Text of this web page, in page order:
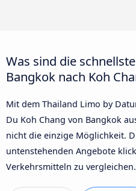
Was sind die
Bangkok nach Koh
Mit dem Thailand Limo by
Du Koh Chang von Bangkok
nicht die einzige Möglichkeit.
untenstehenden Angebote
Verkehrsmitteln zu vergleichen.